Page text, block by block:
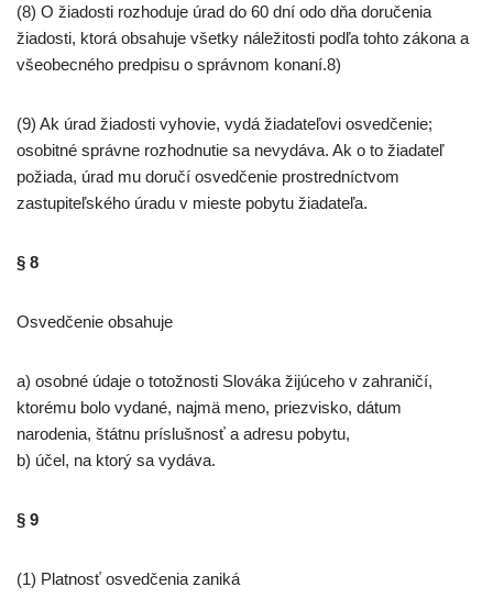
(8) O žiadosti rozhoduje úrad do 60 dní odo dňa doručenia
žiadosti, ktorá obsahuje všetky náležitosti podľa tohto zákona a
všeobecného predpisu o správnom konaní.8)
(9) Ak úrad žiadosti vyhovie, vydá žiadateľovi osvedčenie;
osobitné správne rozhodnutie sa nevydáva. Ak o to žiadateľ
požiada, úrad mu doručí osvedčenie prostredníctvom
zastupiteľského úradu v mieste pobytu žiadateľa.
§ 8
Osvedčenie obsahuje
a) osobné údaje o totožnosti Slováka žijúceho v zahraničí,
ktorému bolo vydané, najmä meno, priezvisko, dátum
narodenia, štátnu príslušnosť a adresu pobytu,
b) účel, na ktorý sa vydáva.
§ 9
(1) Platnosť osvedčenia zaniká